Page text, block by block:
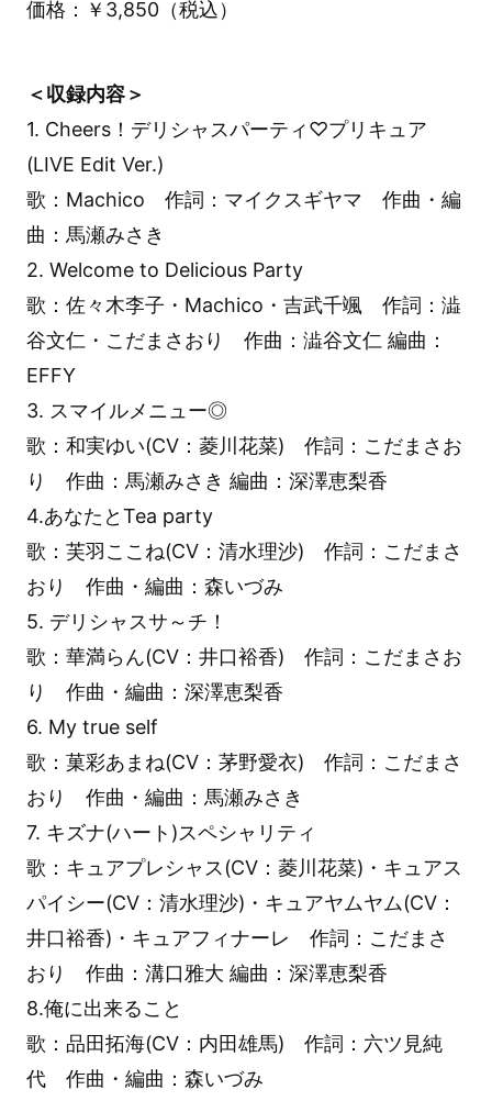
価格：￥3,850（税込）
＜収録内容＞
1. Cheers！デリシャスパーティ♡プリキュア
(LIVE Edit Ver.)
歌：Machico 作詞：マイクスギヤマ 作曲・編
曲：馬瀬みさき
2. Welcome to Delicious Party
歌：佐々木李子・Machico・吉武千颯 作詞：澁
谷文仁・こだまさおり 作曲：澁谷文仁 編曲：
EFFY
3. スマイルメニュー◎
歌：和実ゆい(CV：菱川花菜) 作詞：こだまさお
り 作曲：馬瀬みさき 編曲：深澤恵梨香
4.あなたとTea party
歌：芙羽ここね(CV：清水理沙) 作詞：こだまさ
おり 作曲・編曲：森いづみ
5. デリシャスサ～チ！
歌：華満らん(CV：井口裕香) 作詞：こだまさお
り 作曲・編曲：深澤恵梨香
6. My true self
歌：菓彩あまね(CV：茅野愛衣) 作詞：こだまさ
おり 作曲・編曲：馬瀬みさき
7. キズナ(ハート)スペシャリティ
歌：キュアプレシャス(CV：菱川花菜)・キュアス
パイシー(CV：清水理沙)・キュアヤムヤム(CV：
井口裕香)・キュアフィナーレ 作詞：こだまさ
おり 作曲：溝口雅大 編曲：深澤恵梨香
8.俺に出来ること
歌：品田拓海(CV：内田雄馬) 作詞：六ツ見純
代 作曲・編曲：森いづみ